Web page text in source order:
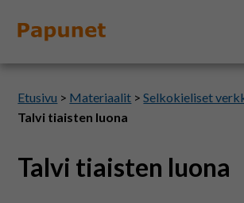
Tietoa
Etusivu > Materiaalit >Selkokieliset
Talvi tiaisten luona
Talvi tiaisten luona